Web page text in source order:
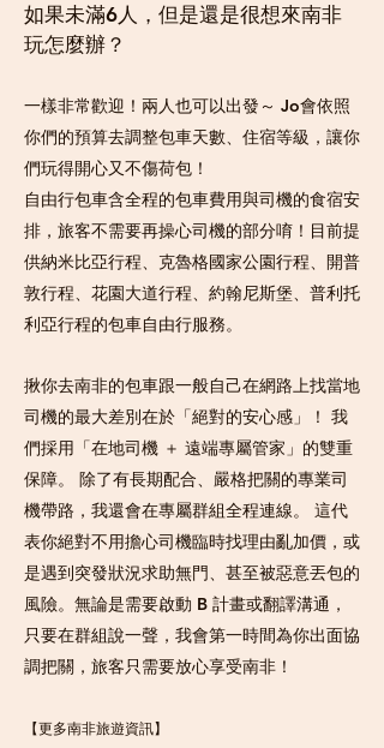
如果未滿6人，但是還是很想來南非
玩怎麼辦？
​一樣非常歡迎！兩人也可以出發～ Jo會依照
你們的預算去調整包車天數、住宿等級，讓你
們玩得開心又不傷荷包 ！
自由行包車含全程的包車費用與司機的食宿安
排，旅客不需要再操心司機的部分唷！目前提
供納米比亞行程、克魯格國家公園行程、開普
敦行程、花園大道行程、約翰尼斯堡、普利托
利亞行程的包車自由行服務。
揪你去南非的包車跟一般自己在網路上找當地
司機的最大差別在於「絕對的安心感」！ 我
們採用「在地司機 ＋ 遠端專屬管家」的雙重
保障。 除了有長期配合、嚴格把關的專業司
機帶路，我還會在專屬群組全程連線。 這代
表你絕對不用擔心司機臨時找理由亂加價，或
是遇到突發狀況求助無門、甚至被惡意丟包的
風險。無論是需要啟動 B 計畫或翻譯溝通，
只要在群組說一聲，我會第一時間為你出面協
調把關，旅客只需要放心享受南非！
【更多南非旅遊資訊】